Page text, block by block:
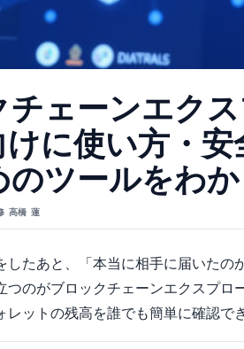
チェーンエク
に使い方・安
のツールをわ
高橋 蓮
したあと、「本当に相手に届いたの
つのがブロックチェーンエクスプロ
レットの残高を誰でも簡単に確認で